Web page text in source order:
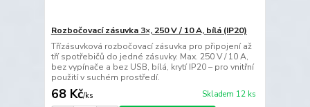
Rozbočovací zásuvka 3×, 250 V / 10 A, bílá (IP20)
Třízásuvková rozbočovací zásuvka pro připojení až
tří spotřebičů do jedné zásuvky. Max. 250 V / 10 A,
bez vypínače a bez USB, bílá, krytí IP20 – pro vnitřní
použití v suchém prostředí.
68 Kč/ks Skladem 12 ks